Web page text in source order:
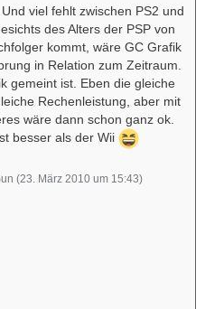
viel fehlt zwischen PS2 und
des Alters der PSP von
kommt, wäre GC Grafik
in Relation zum Zeitraum.
gemeint ist. Eben die gleiche
Rechenleistung, aber mit
wäre dann schon ganz ok.
besser als der Wii
(23. März 2010 um 15:43)